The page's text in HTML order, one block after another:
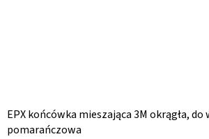
EPX końcówka mieszająca 3M okrągła, do
pomarańczowa